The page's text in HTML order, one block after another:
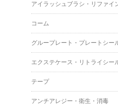
アイラッシュブラシ・リファイ
コーム
グループレート・プレートシー
エクステケース・リトライシー
テープ
アンチアレジー・衛生・消毒